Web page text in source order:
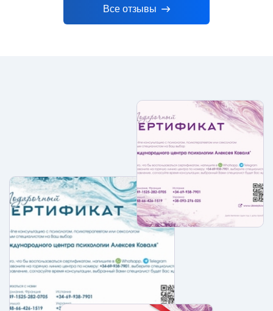
Все отзывы